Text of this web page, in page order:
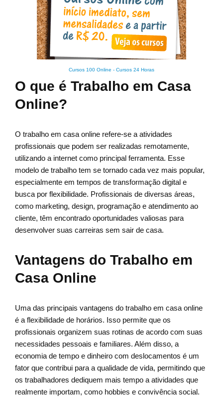
Cursos 100 Online - Cursos 24 Horas
O que é Trabalho em Casa
Online?
O trabalho em casa online refere-se a atividades
profissionais que podem ser realizadas remotamente,
utilizando a internet como principal ferramenta. Esse
modelo de trabalho tem se tornado cada vez mais popular,
especialmente em tempos de transformação digital e
busca por flexibilidade. Profissionais de diversas áreas,
como marketing, design, programação e atendimento ao
cliente, têm encontrado oportunidades valiosas para
desenvolver suas carreiras sem sair de casa.
Vantagens do Trabalho em
Casa Online
Uma das principais vantagens do trabalho em casa online
é a flexibilidade de horários. Isso permite que os
profissionais organizem suas rotinas de acordo com suas
necessidades pessoais e familiares. Além disso, a
economia de tempo e dinheiro com deslocamentos é um
fator que contribui para a qualidade de vida, permitindo que
os trabalhadores dediquem mais tempo a atividades que
realmente importam, como hobbies e convivência social.